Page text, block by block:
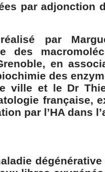
par adjonction
par
des
en
des
ville et le Dr
française,
par l’HA dans